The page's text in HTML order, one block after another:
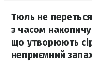
Тюль не
з часом
що утворюють
неприємний